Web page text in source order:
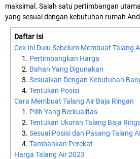
maksimal. Salah satu pertimbangan
yang sesuai dengan kebutuhan rumah
Daftar Isi
Cek Ini Dulu Sebelum Membuat Talang
Pertimbangkan Harga
Bahan Yang Digunakan
Sesuaikan Dengan Kebutuhan
Tentukan Posisi
Cara Membuat Talang Air Baja Ringan
Pilih Yang Berkualitas
Tentukan Ukuran Talang Baja
Sesuai Posisi dan Pasang Talang
Tambahkan Perekat
Harga Talang Air 2023